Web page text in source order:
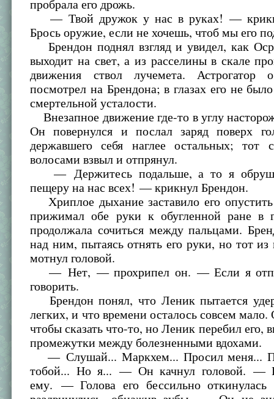
пробрала его дрожь.
— Твой дружок у нас в руках! —
Брось оружие, если не хочешь, чтоб мы его
Брендон поднял взгляд и увидел, как
выходит на свет, а из расселины в скале
движения ствол лучемета. Астрогатор
посмотрел на Брендона; в глазах его не
смертельной усталости.
Внезапное движение где-то в углу
Он повернулся и послал заряд поверх
державшего себя наглее остальных; тот
волосами взвыл и отпрянул.
— Держитесь подальше, а то я
пещеру на нас всех! — крикнул Брендон.
Хриплое дыхание заставило его
прижимал обе руки к обугленной ране в
продолжала сочиться между пальцами.
над ним, пытаясь отнять его руки, но тот
мотнул головой.
— Нет, — прохрипел он. — Если я
говорить.
Брендон понял, что Леник пытается
легких, и что времени осталось совсем
чтобы сказать что-то, но Леник перебил его,
промежутки между болезненными вдохами.
— Слушай... Маркхем... Просил меня...
тобой... Но я... — Он качнул головой. —
ему. — Голова его бессильно